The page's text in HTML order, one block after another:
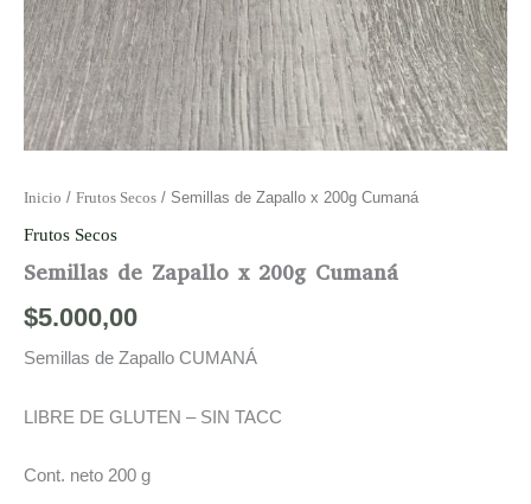
Inicio / Frutos Secos / Semillas de Zapallo x 200g Cumaná
Frutos Secos
Semillas de Zapallo x 200g Cumaná
$5.000,00
Semillas de Zapallo CUMANÁ
LIBRE DE GLUTEN – SIN TACC
Cont. neto 200 g